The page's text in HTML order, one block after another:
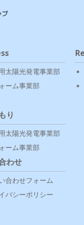
太陽光発電事業部
ーム事業部
り
太陽光発電事業部
ーム事業部
わせ
合わせフォーム
バシーポリシー